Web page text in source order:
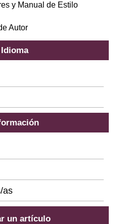
y Manual de Estilo
Autor
Idioma
as
un artículo